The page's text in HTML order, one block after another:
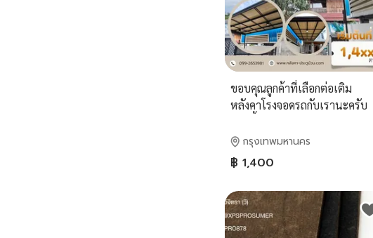
ขอบคุณลูกค้าที่เลือกต่อเติม
หลังคาโรงจอดรถกับเรานะครับ
ด้วยMetalSheetPUFoam ท้อง
เรียบลายไม้สีอบอุ่น ตัดกับโครง
เหล็กสีดำเข้มแบบโมเดิร์น ไ
กรุงเทพมหานคร
฿ 1,400